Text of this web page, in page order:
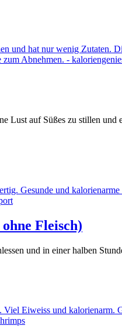
Lust auf Süßes zu stillen und
Fleisch)
und in einer halben